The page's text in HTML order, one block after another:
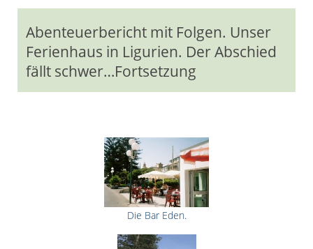
Abenteuerbericht mit Folgen. Unser
Ferienhaus in Ligurien. Der Abschied
fällt schwer…Fortsetzung
Die Bar Eden.